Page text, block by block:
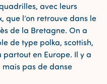
avec leurs
que l’on retrouve dans le
de la Bretagne. On a
de type polka, scottish,
en Europe. Il y a
pas de danse